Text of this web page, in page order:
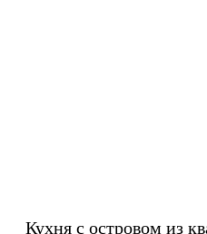
Кухня с островом из